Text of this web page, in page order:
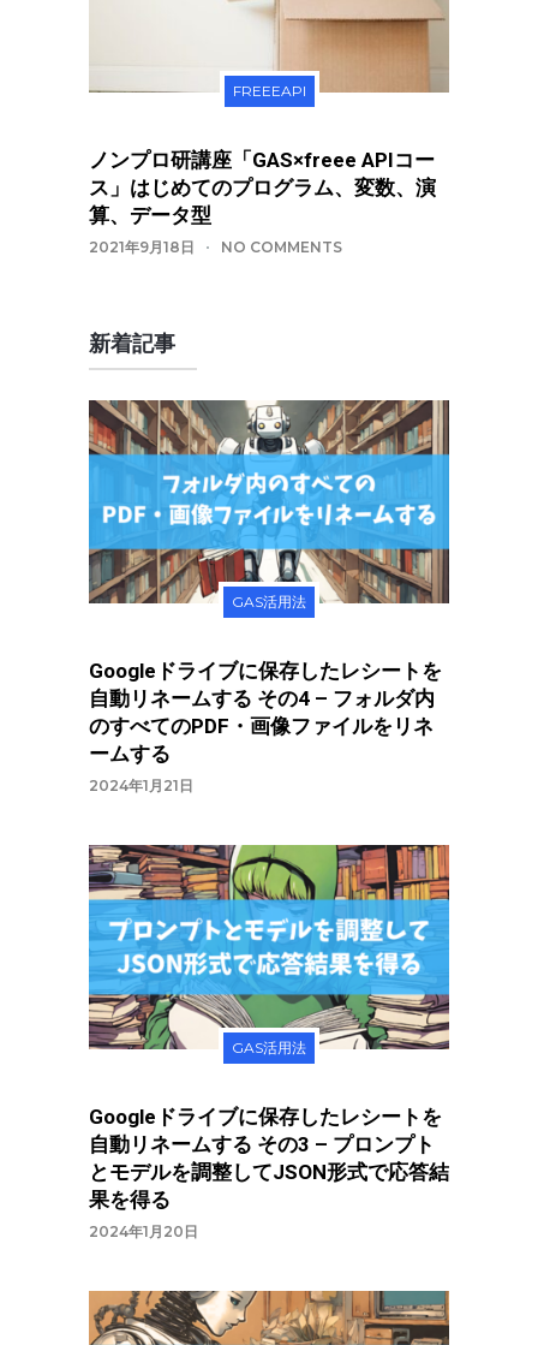
FREEEAPI
ノンプロ研講座「GAS×freee APIコー
ス」はじめてのプログラム、変数、演
算、データ型
2021年9月18日 NO COMMENTS
新着記事
GAS活用法
Googleドライブに保存したレシートを
自動リネームする その4 – フォルダ内
のすべてのPDF・画像ファイルをリネ
ームする
2024年1月21日
GAS活用法
Googleドライブに保存したレシートを
自動リネームする その3 – プロンプト
とモデルを調整してJSON形式で応答結
果を得る
2024年1月20日